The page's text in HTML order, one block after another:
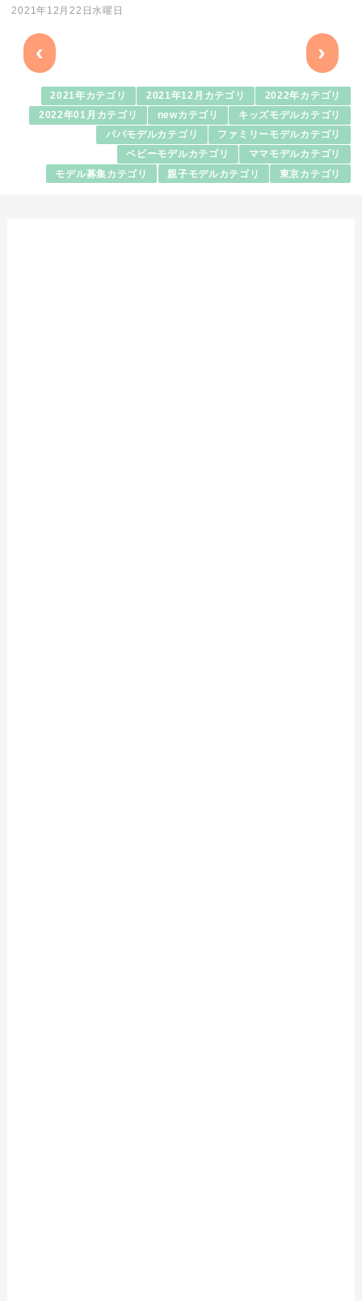
2021年12月22日水曜日
‹ ›
2021年カテゴリ 2021年12月カテゴリ 2022年カテゴリ
2022年01月カテゴリ newカテゴリ キッズモデルカテゴリ
パパモデルカテゴリ ファミリーモデルカテゴリ
ベビーモデルカテゴリ ママモデルカテゴリ
モデル募集カテゴリ 親子モデルカテゴリ 東京カテゴリ